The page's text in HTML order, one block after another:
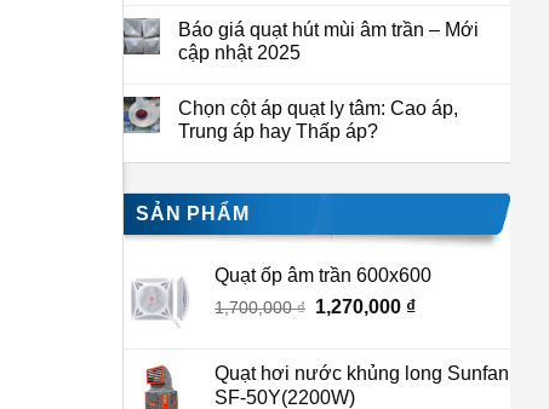
Báo giá quạt hút mùi âm trần – Mới
cập nhật 2025
Chọn cột áp quạt ly tâm: Cao áp,
Trung áp hay Thấp áp?
SẢN PHẨM
Quạt ốp âm trần 600x600
1,700,000₫ Giá
1,700,000 ₫.
1,270,000 ₫
là:
Quạt hơi nước khủng long Sunfan
SF-50Y(2200W)